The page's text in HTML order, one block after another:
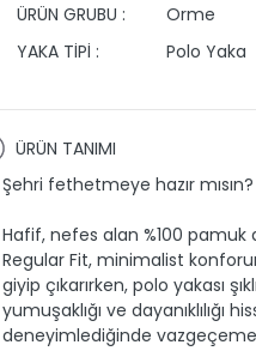
ÜRÜN GRUBU :
Orme
YAKA TİPİ :
Polo Yaka
ÜRÜN TANIMI
Şehri fethetmeye hazır mısın?
Hafif, nefes alan %100 pamuk
Regular Fit, minimalist
giyip çıkarırken, polo yakası
yumuşaklığı ve dayanıklılığı
deneyimlediğinde